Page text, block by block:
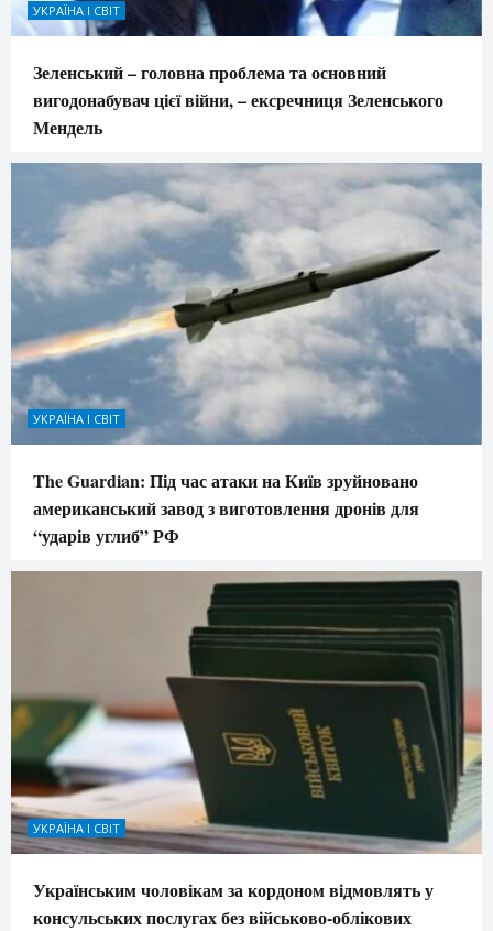
УКРАЇНА І СВІТ
Зеленський – головна проблема та основний
вигодонабувач цієї війни, – ексречниця Зеленського
Мендель
УКРАЇНА І СВІТ
The Guardian: Під час атаки на Київ зруйновано
американський завод з виготовлення дронів для
“ударів углиб” РФ
УКРАЇНА І СВІТ
Українським чоловікам за кордоном відмовлять у
консульських послугах без військово-облікових